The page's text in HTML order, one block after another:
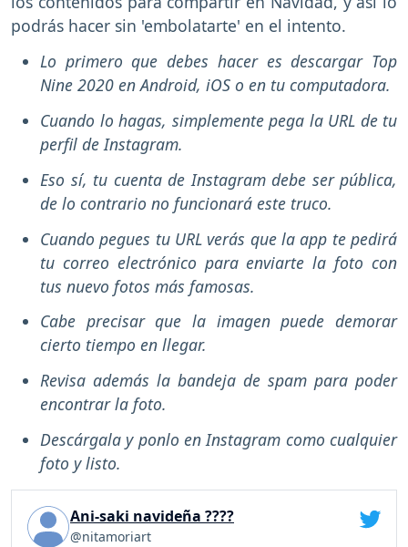
podrás hacer sin 'embolatarte' en el intento.
Lo primero que debes hacer es descargar Top
Nine 2020 en Android, iOS o en tu computadora.
Cuando lo hagas, simplemente pega la URL de tu
perfil de Instagram.
Eso sí, tu cuenta de Instagram debe ser pública,
de lo contrario no funcionará este truco.
Cuando pegues tu URL verás que la app te pedirá
tu correo electrónico para enviarte la foto con
tus nuevo fotos más famosas.
Cabe precisar que la imagen puede demorar
cierto tiempo en llegar.
Revisa además la bandeja de spam para poder
encontrar la foto.
Descárgala y ponlo en Instagram como cualquier
foto y listo.
Ani-saki navideña ????
@nitamoriart